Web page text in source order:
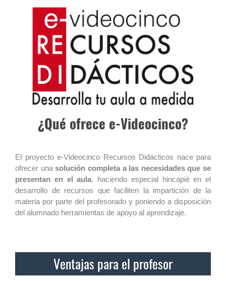
¿Qué ofrece e-Videocinco?
El proyecto e-Videocinco Recursos Didácticos nace para
ofrecer unasolución completa a las necesidades que se
presentan en el aula, haciendo especial hincapié en el
desarrollo de recursos que faciliten la impartición de la
materia por parte del profesorado y poniendo a disposición
del alumnado herramientas de apoyo al aprendizaje.
Ventajas para el profesor